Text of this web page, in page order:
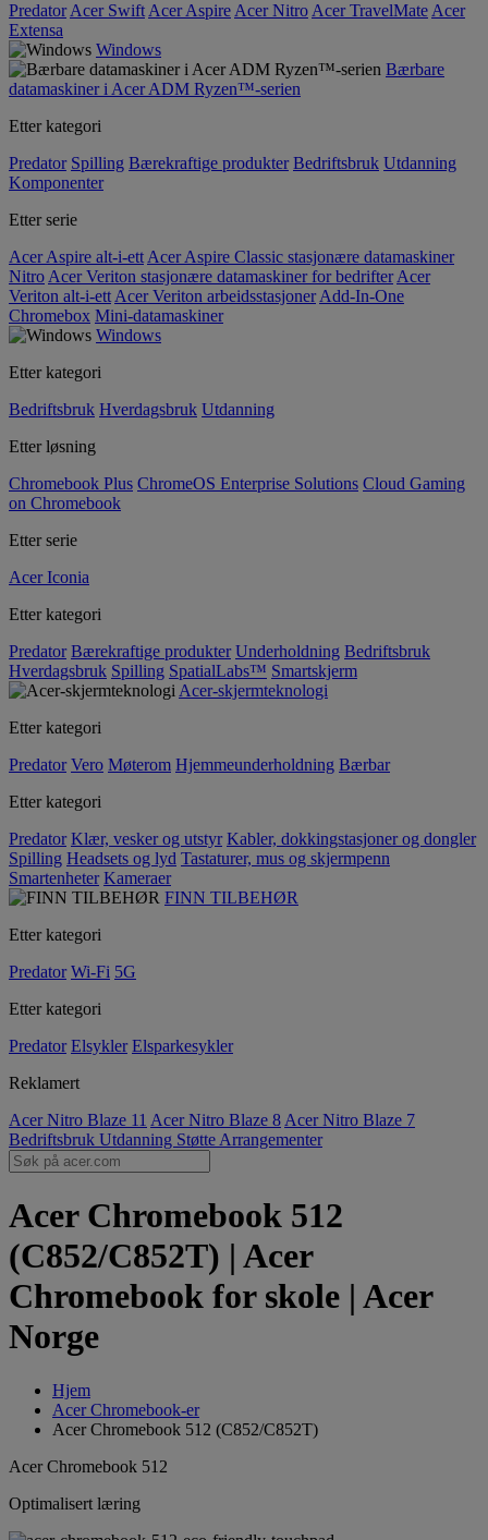
Predator Acer Swift Acer Aspire Acer Nitro Acer TravelMate Acer
Extensa
Windows
Bærbare
datamaskiner i Acer ADM Ryzen™-serien
Etter kategori
Predator Spilling Bærekraftige produkter Bedriftsbruk Utdanning
Komponenter
Etter serie
Acer Aspire alt-i-ett Acer Aspire Classic stasjonære datamaskiner
Nitro Acer Veriton stasjonære datamaskiner for bedrifter Acer
Veriton alt-i-ett Acer Veriton arbeidsstasjoner Add-In-One
Chromebox Mini-datamaskiner
Windows
Etter kategori
Bedriftsbruk Hverdagsbruk Utdanning
Etter løsning
Chromebook Plus ChromeOS Enterprise Solutions Cloud Gaming
on Chromebook
Etter serie
Acer Iconia
Etter kategori
Predator Bærekraftige produkter Underholdning Bedriftsbruk
Hverdagsbruk Spilling SpatialLabs™ Smartskjerm
Acer-skjermteknologi
Etter kategori
Predator Vero Møterom Hjemmeunderholdning Bærbar
Etter kategori
Predator Klær, vesker og utstyr Kabler, dokkingstasjoner og dongler
Spilling Headsets og lyd Tastaturer, mus og skjermpenn
Smartenheter Kameraer
FINN TILBEHØR
Etter kategori
Predator Wi-Fi 5G
Etter kategori
Predator Elsykler Elsparkesykler
Reklamert
Acer Nitro Blaze 11 Acer Nitro Blaze 8 Acer Nitro Blaze 7
Bedriftsbruk Utdanning Støtte Arrangementer
Acer Chromebook 512
(C852/C852T) | Acer
Chromebook for skole | Acer
Norge
Hjem
Acer Chromebook-er
Acer Chromebook 512 (C852/C852T)
Acer Chromebook 512
Optimalisert læring